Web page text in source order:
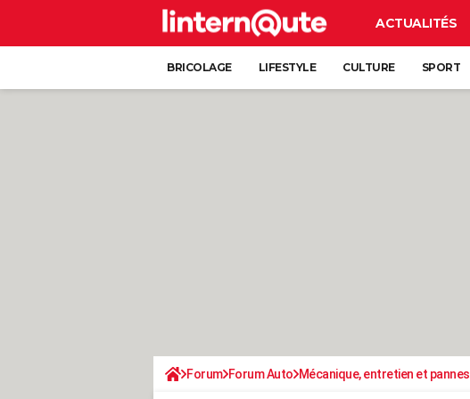
ACTUALITÉS
BRICOLAGE LIFESTYLE CULTURE SPORT
Forum Forum Auto Mécanique, entretien et pannes